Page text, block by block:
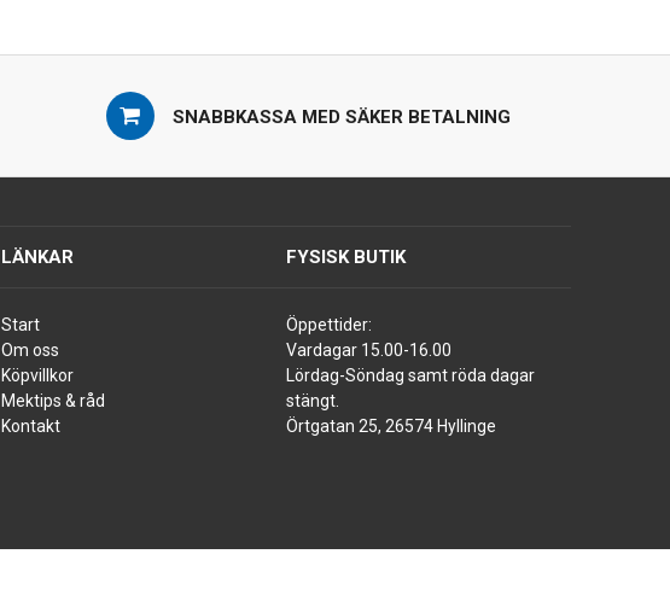
SNABBKASSA MED SÄKER BETALNING
LÄNKAR
Start
Om oss
Köpvillkor
Mektips & råd
Kontakt
FYSISK BUTIK
Öppettider:
Vardagar 15.00-16.00
Lördag-Söndag samt röda dagar
stängt.
Örtgatan 25, 26574 Hyllinge